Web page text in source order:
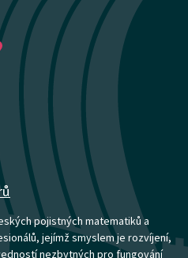
pojistných matematiků a
jejímž smyslem je rozvíjení,
nezbytných pro fungování